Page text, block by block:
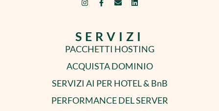
SERVIZI
PACCHETTI HOSTING
ACQUISTA DOMINIO
SERVIZI AI PER HOTEL & BnB
PERFORMANCE DEL SERVER